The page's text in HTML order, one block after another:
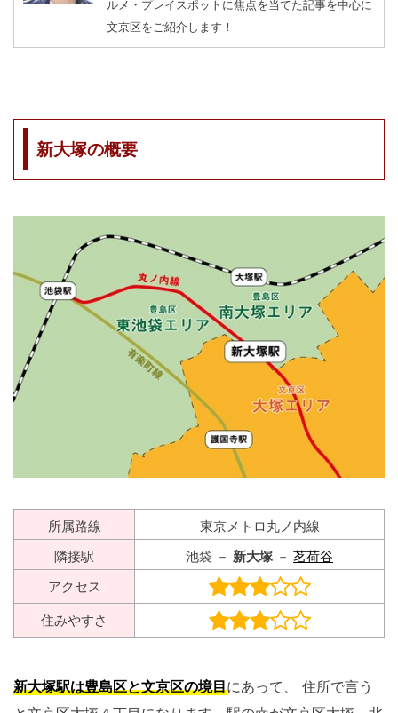
ルメ・プレイスポットに焦点を当てた記事を中心に
文京区をご紹介します！
新大塚の概要
所属路線
東京メトロ丸ノ内線
隣接駅
池袋 － 新大塚 － 茗荷谷
アクセス
住みやすさ
新大塚駅は豊島区と文京区の境目にあって、 住所で言う